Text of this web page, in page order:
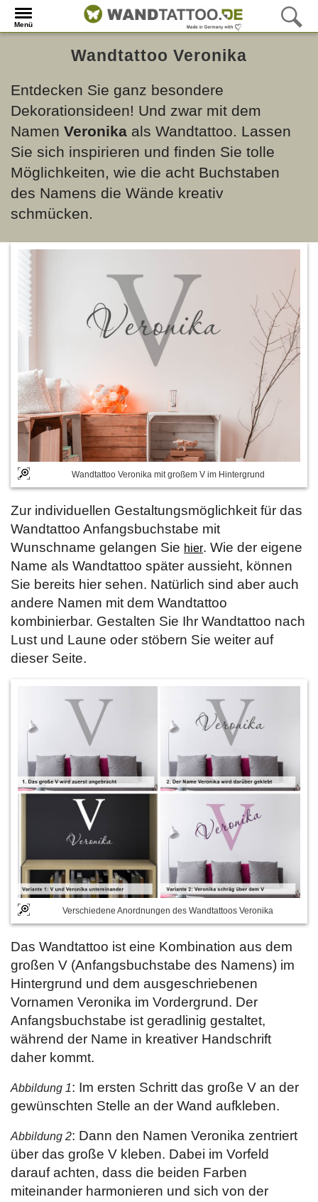
Menü
Wandtattoo Veronika
Entdecken Sie ganz besondere
Dekorationsideen! Und zwar mit dem
Namen Veronika als Wandtattoo. Lassen
Sie sich inspirieren und finden Sie tolle
Möglichkeiten, wie die acht Buchstaben
des Namens die Wände kreativ
schmücken.
Wandtattoo Veronika mit großem V im Hintergrund
Zur individuellen Gestaltungsmöglichkeit für das
Wandtattoo Anfangsbuchstabe mit
Wunschname gelangen Sie hier. Wie der eigene
Name als Wandtattoo später aussieht, können
Sie bereits hier sehen. Natürlich sind aber auch
andere Namen mit dem Wandtattoo
kombinierbar. Gestalten Sie Ihr Wandtattoo nach
Lust und Laune oder stöbern Sie weiter auf
dieser Seite.
Verschiedene Anordnungen des Wandtattoos Veronika
Das Wandtattoo ist eine Kombination aus dem
großen V (Anfangsbuchstabe des Namens) im
Hintergrund und dem ausgeschriebenen
Vornamen Veronika im Vordergrund. Der
Anfangsbuchstabe ist geradlinig gestaltet,
während der Name in kreativer Handschrift
daher kommt.
Abbildung 1: Im ersten Schritt das große V an der
gewünschten Stelle an der Wand aufkleben.
Abbildung 2: Dann den Namen Veronika zentriert
über das große V kleben. Dabei im Vorfeld
darauf achten, dass die beiden Farben
miteinander harmonieren und sich von der